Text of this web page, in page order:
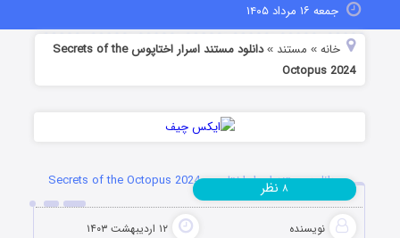
جمعه ۱۶ مرداد ۱۴۰۵
خانه » مستند »
دانلود مستند اسرار اختاپوس Secrets of the
Octopus 2024
دانلود مستند اسرار اختاپوس Secrets of the Octopus 2024
نویسنده ۱۲ اردیبهشت ۱۴۰۳
۸ نظر